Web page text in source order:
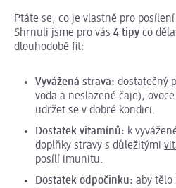
Ptáte se, co je vlastně pro
Shrnuli jsme pro vás 4 tipy co
dlouhodobě fit:
Vyvážená strava: dostatečný
voda a neslazené čaje),
udržet se v dobré kondici.
Dostatek vitamínů: k
doplňky stravy s důležitými
posílí imunitu.
Dostatek odpočinku: aby tělo